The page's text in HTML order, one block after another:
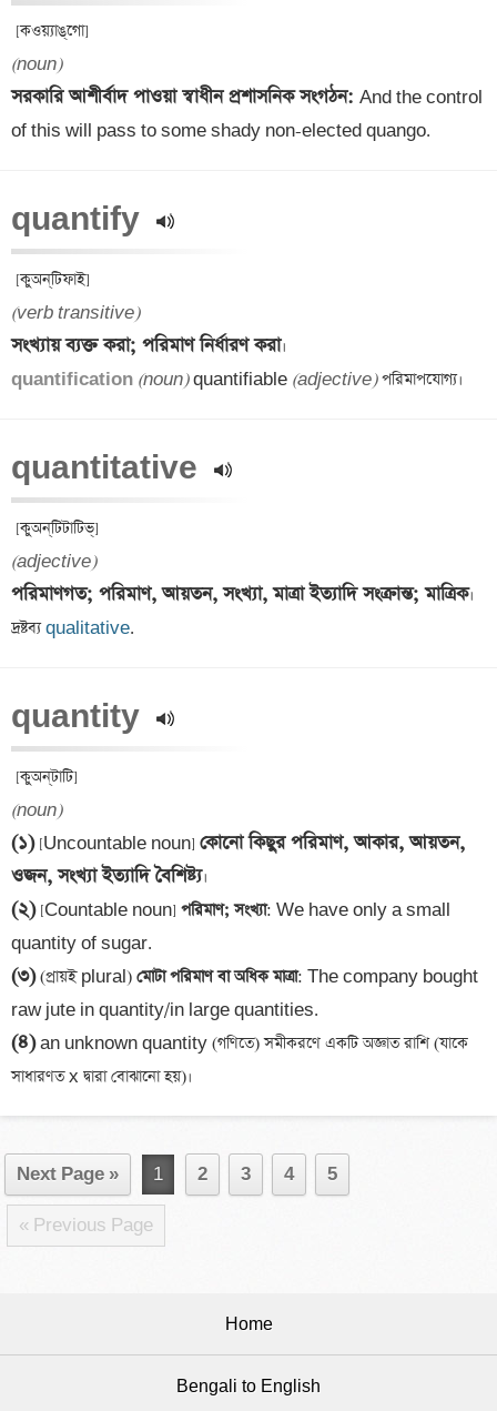
(noun)
সরকারি আশীর্বাদ পাওয়া স্বাধীন প্রশাসনিক সংগঠন: And the control
of this will pass to some shady non-elected quango.
quantify
(verb transitive)
সংখ্যায় ব্যক্ত করা; পরিমাণ নির্ধারণ করা
quantification (noun) quantifiable (adjective)
quantitative
(adjective)
পরিমাণগত; পরিমাণ, আয়তন, সংখ্যা, মাত্রা ইত্যাদি সংক্রান্ত; মাত্রিক।
দ্রষ্টব্য qualitative.
quantity
(noun)
(১) [Uncountable noun] কোনো কিছুর পরিমাণ, আকার, আয়তন,
ওজন, সংখ্যা ইত্যাদি বৈশিষ্ট্য
(২) [Countable noun] পরিমাণ; সংখ্যা: We have only a small
(৩) (প্রায়ই plural) মোটা পরিমাণ বা অধিক মাত্রা: The company bought
(৪) an unknown quantity (গণিতে) সমীকরণে একটি অজ্ঞাত রাশি (যাকে
Next Page » 1 2 3 4 5
« Previous Page
Home
Bengali to English